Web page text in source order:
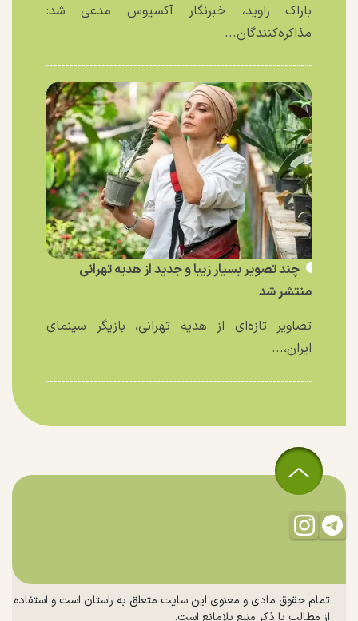
باراک راوید، خبرنگار آکسیوس مدعی شد:
مذاکره‌کنندگان...
چند تصویر بسیار زیبا و جدید از هدیه تهرانی
منتشر شد
تصاویر تازه‌ای از هدیه تهرانی، بازیگر سینمای
ایران،...
تمام حقوق مادی و معنوی این سایت متعلق به راستان است و استفاده
از مطالب با ذکر منبع بلامانع است.